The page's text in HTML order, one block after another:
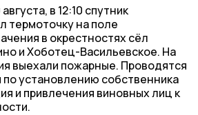
в 12:10 спутник
термоточку на поле
в окрестностях сёл
и Хоботец-Васильевское. На
выехали пожарные. Проводятся
по установлению собственника
и привлечения виновных лиц к